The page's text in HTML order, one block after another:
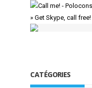
» Get Skype, call free!
CATÉGORIES